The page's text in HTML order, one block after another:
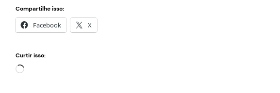
Compartilhe isso:
Facebook X
Curtir isso:
Carregando…